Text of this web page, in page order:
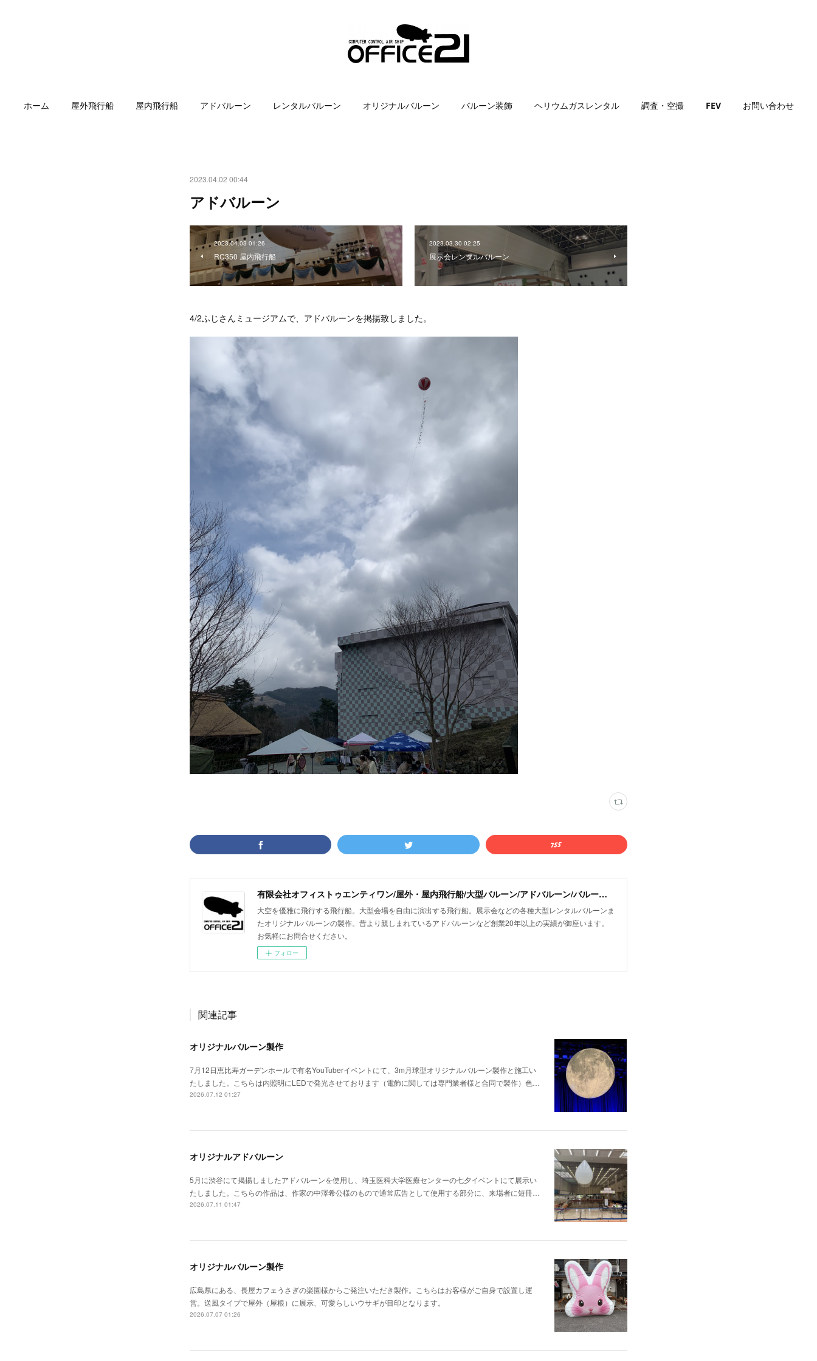
ホーム 屋外飛行船 屋内飛行船 アドバルーン レンタルバルーン オリジナルバルーン バルーン装飾 ヘリウムガスレンタル 調査・空撮 FEV お問い合わせ
2023.04.02 00:44
アドバルーン
2023.04.03 01:26
RC350 屋内飛行船
2023.03.30 02:25
展示会レンタルバルーン
4/2ふじさんミュージアムで、アドバルーンを掲揚致しました。
有限会社オフィストゥエンティワン/屋外・屋内飛行船/大型バルーン/アドバルーン/バルーン装飾等イベント装飾
大空を優雅に飛行する飛行船。大型会場を自由に演出する飛行船。展示会などの各種大型レンタルバルーンま
たオリジナルバルーンの製作。昔より親しまれているアドバルーンなど創業20年以上の実績が御座います。
お気軽にお問合せください。
フォロー
関連記事
オリジナルバルーン製作
7月12日恵比寿ガーデンホールで有名YouTuberイベントにて、3m月球型オリジナルバルーン製作と施工い
たしました。こちらは内照明にLEDで発光させております（電飾に関しては専門業者様と合同で製作）色…
2026.07.12 01:27
オリジナルアドバルーン
5月に渋谷にて掲揚しましたアドバルーンを使用し、埼玉医科大学医療センターの七夕イベントにて展示い
たしました。こちらの作品は、作家の中澤希公様のもので通常広告として使用する部分に、来場者に短冊…
2026.07.11 01:47
オリジナルバルーン製作
広島県にある、長屋カフェうさぎの楽園様からご発注いただき製作。こちらはお客様がご自身で設置し運
営。送風タイプで屋外（屋根）に展示、可愛らしいウサギが目印となります。
2026.07.07 01:26